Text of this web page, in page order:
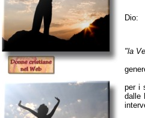
Dio:
"la
per i
dalle